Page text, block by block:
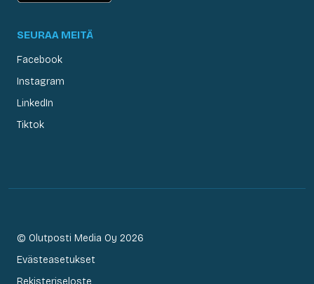
SEURAA MEITÄ
Facebook
Instagram
LinkedIn
Tiktok
© Olutposti Media Oy 2026
Evästeasetukset
Rekisteriseloste